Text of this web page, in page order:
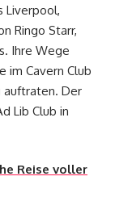
Liverpool,
Ringo Starr,
Ihre Wege
im Cavern Club
auftraten. Der
Lib Club in
Reise voller